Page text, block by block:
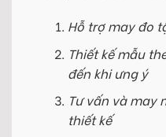
Hỗ trợ may đo
Thiết kế mẫu
đến khi ưng ý
Tư vấn và may
thiết kế